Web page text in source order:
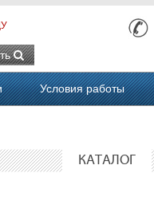
Условия работы
КАТАЛОГ